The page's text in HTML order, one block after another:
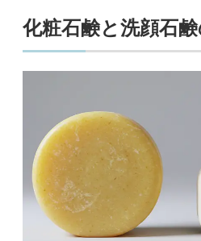
化粧石鹸と洗顔石